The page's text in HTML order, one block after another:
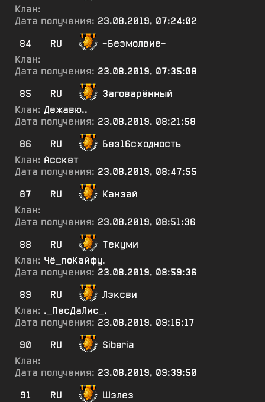
Клан:
Дата получения: 23.08.2019, 07:24:02
84
RU
-Безмолвие-
Клан:
Дата получения: 23.08.2019, 07:35:08
85
RU
Заговарённый
Клан: Дежавю..
Дата получения: 23.08.2019, 08:21:58
86
RU
Без16сходность
Клан: Асскет
Дата получения: 23.08.2019, 08:47:55
87
RU
Канзай
Клан:
Дата получения: 23.08.2019, 08:51:36
88
RU
Текуми
Клан: Чё_поКайфу.
Дата получения: 23.08.2019, 08:59:36
89
RU
Лэксви
Клан: ._ПесДаЛис_.
Дата получения: 23.08.2019, 09:16:17
90
RU
Siberia
Клан:
Дата получения: 23.08.2019, 09:39:50
91
RU
Шэлез